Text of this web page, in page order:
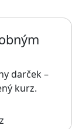
darček –
kurz.